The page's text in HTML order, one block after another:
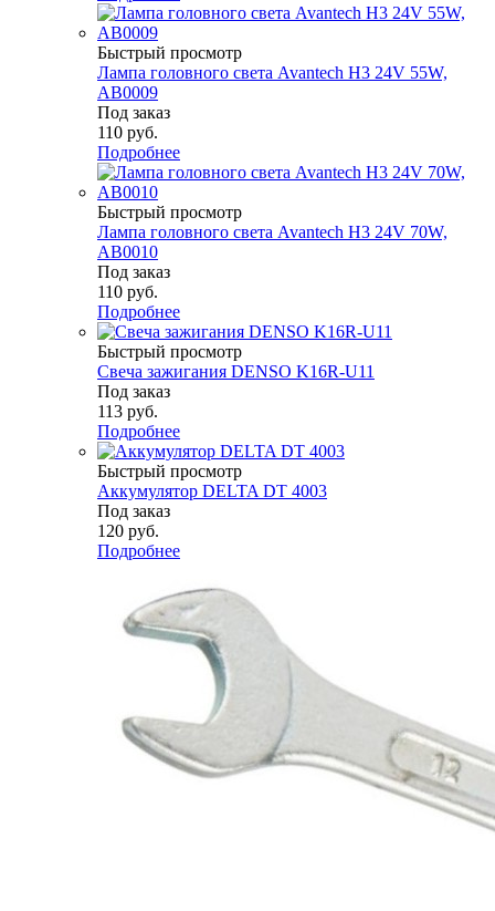
Быстрый просмотр
Лампа головного света Avantech H3 24V 55W,
AB0009
Под заказ
110 руб.
Подробнее
Быстрый просмотр
Лампа головного света Avantech H3 24V 70W,
AB0010
Под заказ
110 руб.
Подробнее
Быстрый просмотр
Свеча зажигания DENSO K16R-U11
Под заказ
113 руб.
Подробнее
Быстрый просмотр
Аккумулятор DELTA DT 4003
Под заказ
120 руб.
Подробнее